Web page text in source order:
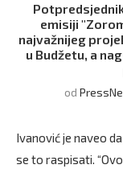
emisiji
najvažnijeg
u Budžetu, a
od
Ivanović je naveo
se to raspisati.